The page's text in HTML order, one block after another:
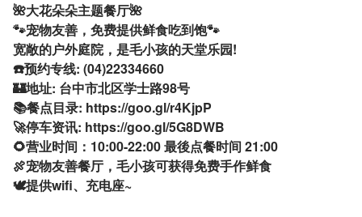
🌺大花朵朵主题餐厅🌺
🐾宠物友善，免费提供鲜食吃到饱🐾
宽敞的户外庭院，是毛小孩的天堂乐园!
☎️预约专线: (04)22334660
🏰地址: 台中市北区学士路98号
📚餐点目录: https://goo.gl/r4KjpP
🚀停车资讯: https://goo.gl/5G8DWB
🌻营业时间：10:00-22:00 最後点餐时间 21:00
🍖宠物友善餐厅，毛小孩可获得免费手作鲜食
🕊提供wifi、充电座~